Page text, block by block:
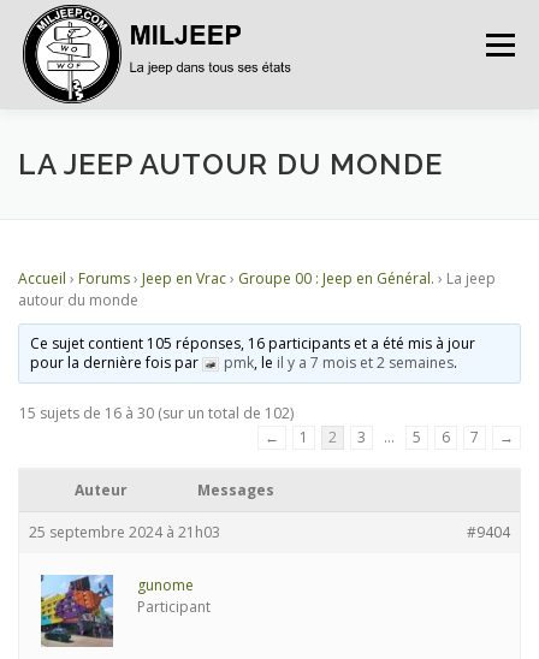
Menu
ACCUEIL ARTICLES PETITES ANNONCES
DOCUMENTATIONS FORUMS S’INSCRIRE
CONNEXION
LA JEEP AUTOUR DU MONDE
Accueil › Forums› Jeep en Vrac› Groupe 00 : Jeep en Général. › La jeep
autour du monde
Ce sujet contient 105 réponses, 16 participants et a été mis à jour
pour la dernière fois par
pmk, le il y a 7 mois et 2 semaines.
15 sujets de 16 à 30 (sur un total de 102)
←
1 2 3 … 5 6 7 →
Auteur Messages
25 septembre 2024 à 21h03 #9404
gunome
Participant